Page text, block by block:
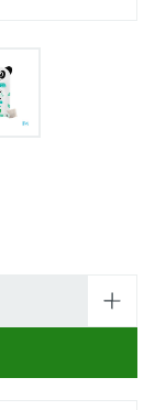
image